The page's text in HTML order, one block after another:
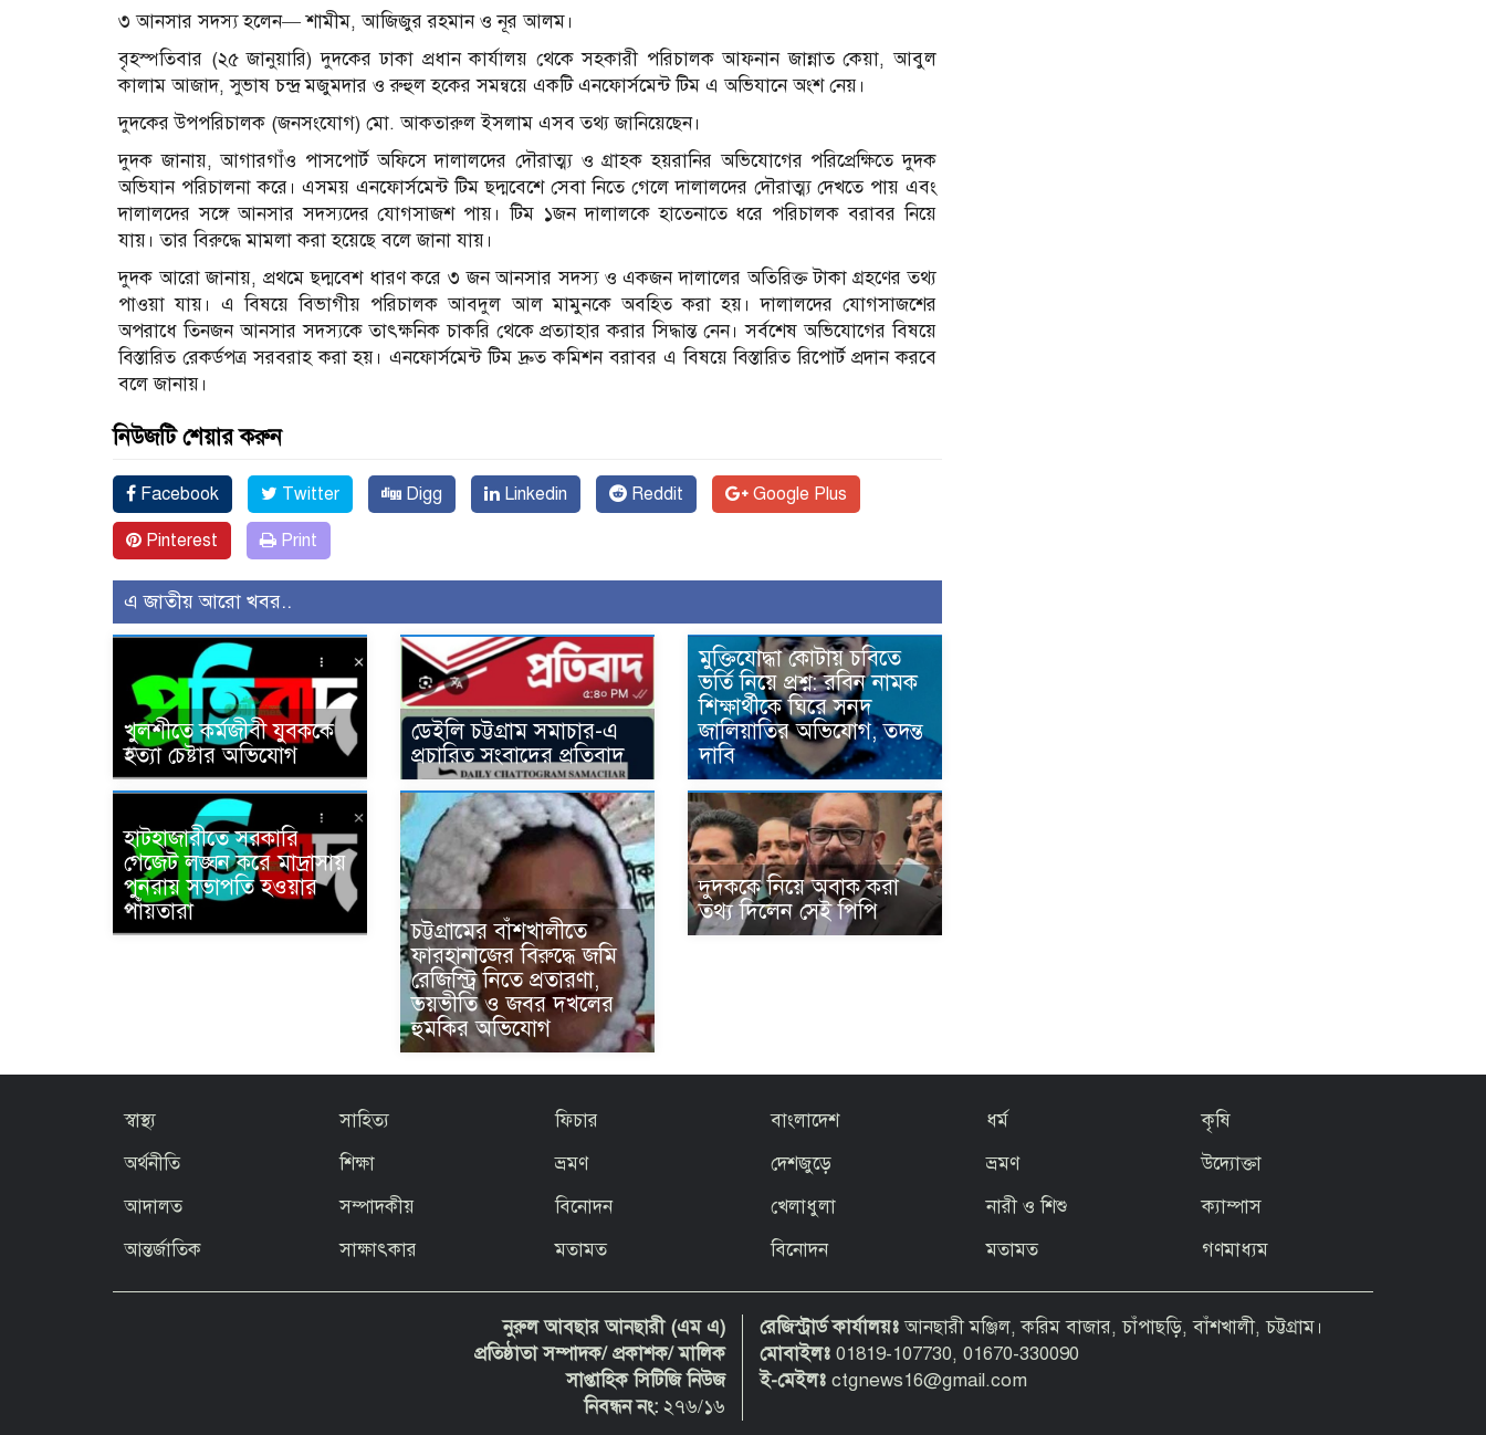
৩ আনসার সদস্য হলেন— শামীম, আজিজুর রহমান ও নূর আলম।
বৃহস্পতিবার (২৫ জানুয়ারি) দুদকের ঢাকা প্রধান কার্যালয় থেকে সহকারী পরিচালক আফনান জান্নাত কেয়া, আবুল
কালাম আজাদ, সুভাষ চন্দ্র মজুমদার ও রুহুল হকের সমন্বয়ে একটি এনফোর্সমেন্ট টিম এ অভিযানে অংশ নেয়।
দুদকের উপপরিচালক (জনসংযোগ) মো. আকতারুল ইসলাম এসব তথ্য জানিয়েছেন।
দুদক জানায়, আগারগাঁও পাসপোর্ট অফিসে দালালদের দৌরাত্ম্য ও গ্রাহক হয়রানির অভিযোগের পরিপ্রেক্ষিতে দুদক
অভিযান পরিচালনা করে। এসময় এনফোর্সমেন্ট টিম ছদ্মবেশে সেবা নিতে গেলে দালালদের দৌরাত্ম্য দেখতে পায় এবং
দালালদের সঙ্গে আনসার সদস্যদের যোগসাজশ পায়। টিম ১জন দালালকে হাতেনাতে ধরে পরিচালক বরাবর নিয়ে
যায়। তার বিরুদ্ধে মামলা করা হয়েছে বলে জানা যায়।
দুদক আরো জানায়, প্রথমে ছদ্মবেশ ধারণ করে ৩ জন আনসার সদস্য ও একজন দালালের অতিরিক্ত টাকা গ্রহণের তথ্য
পাওয়া যায়। এ বিষয়ে বিভাগীয় পরিচালক আবদুল আল মামুনকে অবহিত করা হয়। দালালদের যোগসাজশের
অপরাধে তিনজন আনসার সদস্যকে তাৎক্ষনিক চাকরি থেকে প্রত্যাহার করার সিদ্ধান্ত নেন। সর্বশেষ অভিযোগের বিষয়ে
বিস্তারিত রেকর্ডপত্র সরবরাহ করা হয়। এনফোর্সমেন্ট টিম দ্রুত কমিশন বরাবর এ বিষয়ে বিস্তারিত রিপোর্ট প্রদান করবে
বলে জানায়।
নিউজটি শেয়ার করুন
Facebook Twitter Digg Linkedin Reddit Google Plus
Pinterest Print
এ জাতীয় আরো খবর..
খুলশীতে কর্মজীবী যুবককে
হত্যা চেষ্টার অভিযোগ
ডেইলি চট্টগ্রাম সমাচার-এ
প্রচারিত সংবাদের প্রতিবাদ
মুক্তিযোদ্ধা কোটায় চবিতে
ভর্তি নিয়ে প্রশ্ন: রবিন নামক
শিক্ষার্থীকে ঘিরে সনদ
জালিয়াতির অভিযোগ, তদন্ত
দাবি
হাটহাজারীতে সরকারি
গেজেট লঙ্ঘন করে মাদ্রাসায়
পুনরায় সভাপতি হওয়ার
পাঁয়তারা
চট্টগ্রামের বাঁশখালীতে
ফারহানাজের বিরুদ্ধে জমি
রেজিস্ট্রি নিতে প্রতারণা,
ভয়ভীতি ও জবর দখলের
হুমকির অভিযোগ
দুদককে নিয়ে অবাক করা
তথ্য দিলেন সেই পিপি
স্বাস্থ্য
অর্থনীতি
আদালত
আন্তর্জাতিক
সাহিত্য
শিক্ষা
সম্পাদকীয়
সাক্ষাৎকার
ফিচার
ভ্রমণ
বিনোদন
মতামত
বাংলাদেশ
দেশজুড়ে
খেলাধুলা
বিনোদন
ধর্ম
ভ্রমণ
নারী ও শিশু
মতামত
কৃষি
উদ্যোক্তা
ক্যাম্পাস
গণমাধ্যম
নুরুল আবছার আনছারী (এম এ)
প্রতিষ্ঠাতা সম্পাদক/ প্রকাশক/ মালিক
সাপ্তাহিক সিটিজি নিউজ
নিবন্ধন নং: ২৭৬/১৬
রেজিস্ট্রার্ড কার্যালয়ঃআনছারী মঞ্জিল, করিম বাজার, চাঁপাছড়ি, বাঁশখালী, চট্টগ্রাম।
মোবাইলঃ 01819-107730, 01670-330090
ই-মেইলঃ ctgnews16@gmail.com